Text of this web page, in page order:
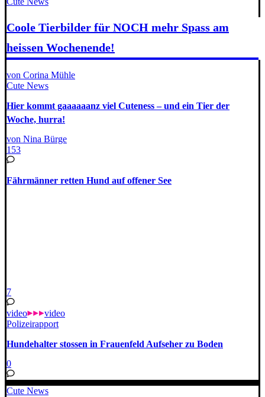
Coole Tierbilder für NOCH mehr Spass am
heissen Wochenende!
von Corina Mühle
Cute News
Hier kommt gaaaaaanz viel Cuteness – und ein Tier der
Woche, hurra!
von Nina Bürge
153
Fährmänner retten Hund auf offener See
7
video
video
Polizeirapport
Hundehalter stossen in Frauenfeld Aufseher zu Boden
0
Cute News